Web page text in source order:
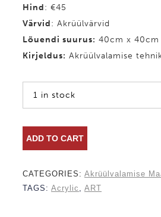
Hind: €45
Värvid: Akrüülvärvid
Lõuendi suurus: 40cm x 40cm
Kirjeldus: Akrüülvalamise
1 in stock
AKRÜÜL­
ADD TO CART
CATEGORIES: Akrüül­valamise
TAGS: Acrylic ART